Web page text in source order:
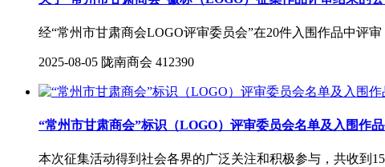
经“常州市甘肃商会LOGO评审委员会”在20件入围作品中评
2025-08-05 陇南商会 412390
“常州市甘肃商会”标识（LOGO）评审委员会名单及入围作
本次征集活动得到社会各界的广泛关注和积极参与，共收到